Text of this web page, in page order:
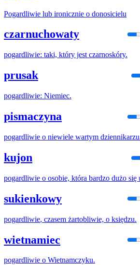
Pogardliwie lub ironicznie o donosicielu
czarnuchowaty
pogardliwie: taki, który jest czarnoskóry.
prusak
pogardliwie: Niemiec.
pismaczyna
pogardliwie o niewiele wartym
kujon
pogardliwie o osobie, która bardzo dużo się
sukienkowy
pogardliwie, czasem żartobliwie, o księdzu.
wietnamiec
pogardliwie o Wietnamczyku.